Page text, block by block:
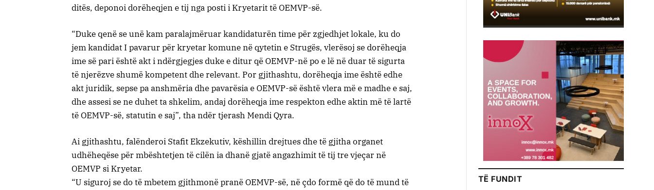
ditës, deponoi dorëheqjen e tij nga posti i Kryetarit të OEMVP-së.
“Duke qenë se unë kam paralajmëruar kandidaturën time për zgjedhjet lokale, ku do
jem kandidat I pavarur për kryetar komune në qytetin e Strugës, vlerësoj se dorëheqja
ime së pari është akt i ndërgjegjes duke e ditur që OEMVP-në po e lë në duar të sigurta
të njerëzve shumë kompetent dhe relevant. Por gjithashtu, dorëheqja ime është edhe
akt juridik, sepse pa anshmëria dhe pavarësia e OEMVP-së është vlera më e madhe e saj,
dhe assesi se ne duhet ta shkelim, andaj dorëheqja ime respekton edhe aktin më të lartë
të OEMVP-së, statutin e saj”, tha ndër tjerash Mendi Qyra.
Ai gjithashtu, falënderoi Stafit Ekzekutiv, këshillin drejtues dhe të gjitha organet
udhëheqëse për mbështetjen të cilën ia dhanë gjatë angazhimit të tij tre vjeçar në
OEMVP si Kryetar.
“U siguroj se do të mbetem gjithmonë pranë OEMVP-së, në çdo formë që do të mund të
TË FUNDIT